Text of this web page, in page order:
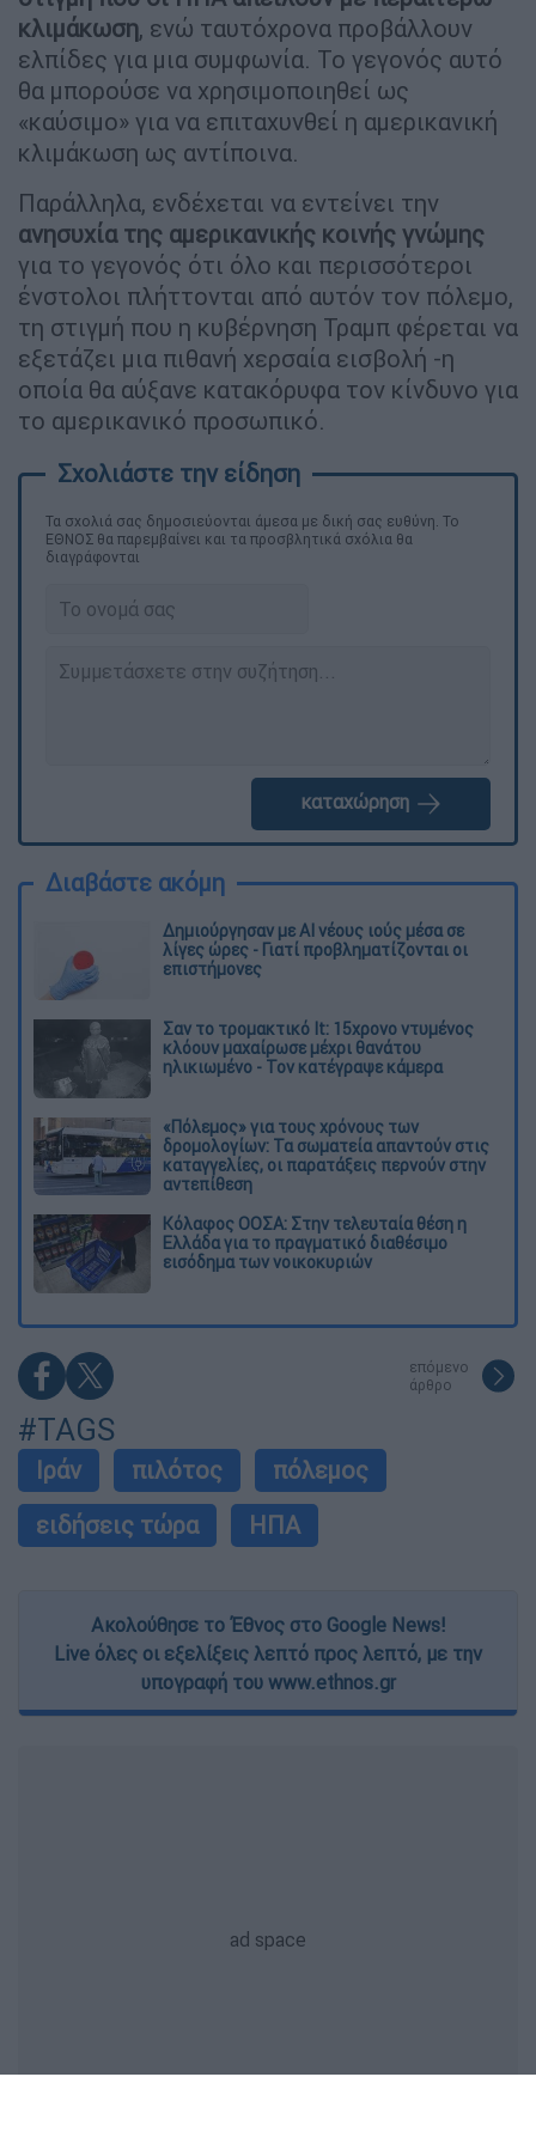
κλιμάκωση, ενώ ταυτόχρονα προβάλλουν
ελπίδες για μια συμφωνία. Το γεγονός αυτό
θα μπορούσε να χρησιμοποιηθεί ως
«καύσιμο» για να επιταχυνθεί η αμερικανική
κλιμάκωση ως αντίποινα.
Παράλληλα, ενδέχεται να εντείνει την
ανησυχία της αμερικανικής κοινής γνώμης
για το γεγονός ότι όλο και περισσότεροι
ένστολοι πλήττονται από αυτόν τον πόλεμο,
τη στιγμή που η κυβέρνηση Τραμπ φέρεται να
εξετάζει μια πιθανή χερσαία εισβολή -η
οποία θα αύξανε κατακόρυφα τον κίνδυνο για
το αμερικανικό προσωπικό.
Τα σχολιά σας δημοσιεύονται άμεσα με δική σας ευθύνη. Το
ΕΘΝΟΣ θα παρεμβαίνει και τα προσβλητικά σχόλια θα
διαγράφονται
καταχώρηση
Διαβάστε ακόμη
Δημιούργησαν με AI νέους ιούς μέσα σε
λίγες ώρες - Γιατί προβληματίζονται οι
επιστήμονες
Σαν το τρομακτικό It: 15χρονο ντυμένος
κλόουν μαχαίρωσε μέχρι θανάτου
ηλικιωμένο - Τον κατέγραψε κάμερα
«Πόλεμος» για τους χρόνους των
δρομολογίων: Τα σωματεία απαντούν στις
καταγγελίες, οι παρατάξεις περνούν στην
αντεπίθεση
Κόλαφος ΟΟΣΑ: Στην τελευταία θέση η
Ελλάδα για το πραγματικό διαθέσιμο
εισόδημα των νοικοκυριών
επόμενο
άρθρο
#TAGS
Ιράν πιλότος
πόλεμος
ειδήσεις τώρα
ΗΠΑ
Ακολούθησε το Έθνος στο Google News!
Live όλες οι εξελίξεις λεπτό προς λεπτό, με την
υπογραφή του www.ethnos.gr